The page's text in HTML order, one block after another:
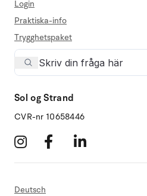
Login
Praktiska-info
Trygghetspaket
Sol og Strand
CVR-nr 10658446
Deutsch